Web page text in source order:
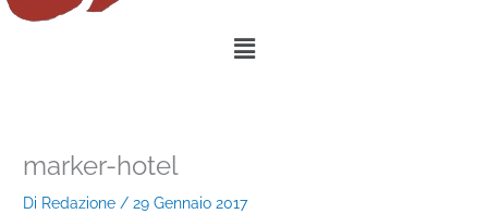
Menu
marker-hotel
Di Redazione/29 Gennaio 2017